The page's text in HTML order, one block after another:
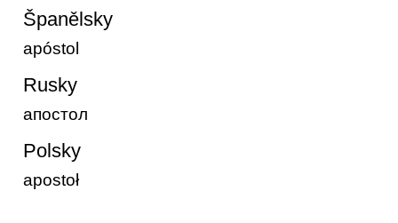
Španělsky
apóstol
Rusky
апостол
Polsky
apostoł